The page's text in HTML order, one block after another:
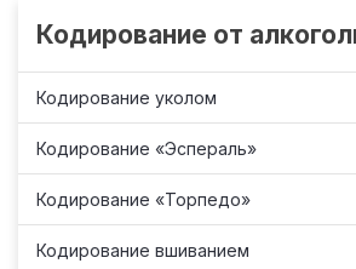
Кодирование от
Кодирование уколом
Кодирование «Эспераль»
Кодирование «Торпедо»
Кодирование вшиванием